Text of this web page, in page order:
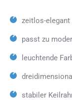
zeitlos-elegant
passt zu
leuchtende
stabiler